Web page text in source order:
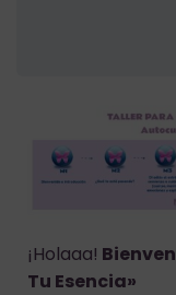
¡Holaaa!
Tu Esencia»